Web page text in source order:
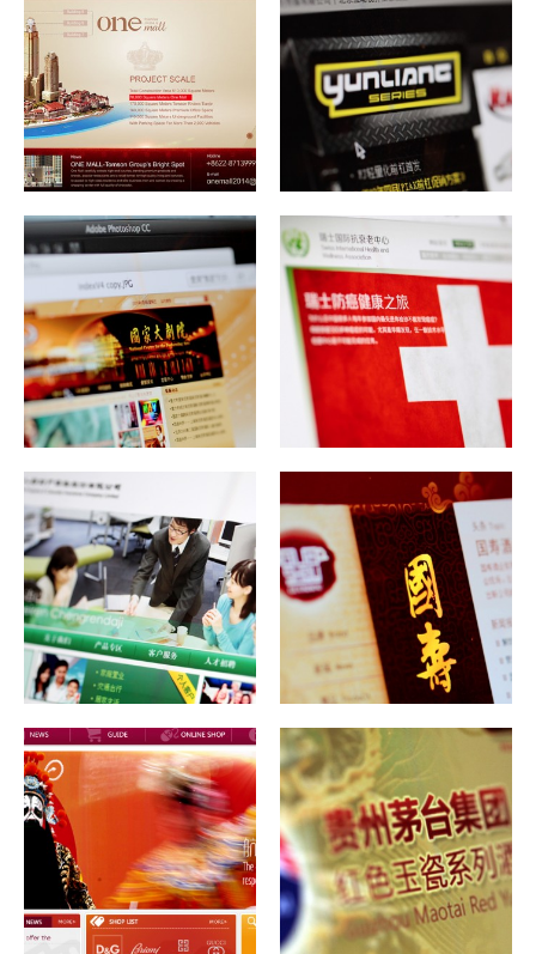
一月 1, 1970
firstep
一月 1, 1970
交互网站
firstep
一月 1, 1970
交互网站
firstep
一月 1, 1970
交互网站
firstep
一月 1, 1970
交互网站
firstep
一月 1, 1970
网站版式 网站设计
firstep
一月 1, 1970
交互网站
firstep